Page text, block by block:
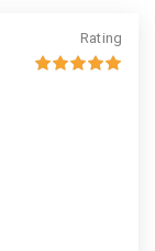
Rating